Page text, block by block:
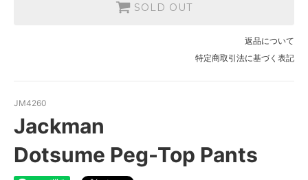
SOLD OUT
返品について
特定商取引法に基づく表記
JM4260
Jackman
Dotsume Peg-Top Pants